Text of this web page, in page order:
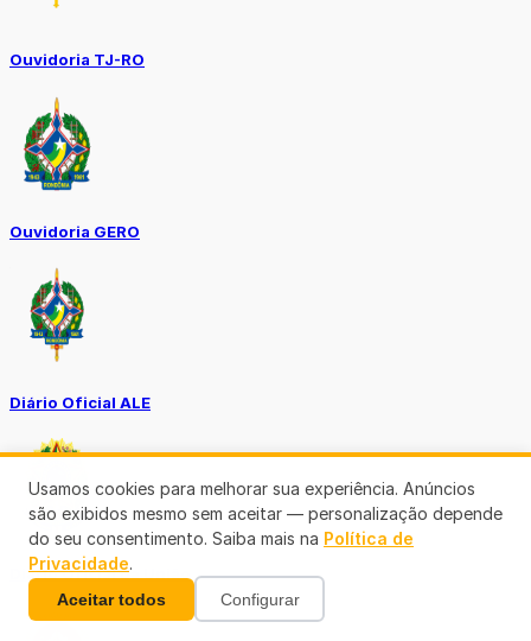
Ouvidoria TJ-RO
Ouvidoria GERO
Diário Oficial ALE
Diário Oficial da União
Usamos cookies para melhorar sua experiência. Anúncios
são exibidos mesmo sem aceitar — personalização depende
do seu consentimento. Saiba mais na Política de
Privacidade.
Aceitar todos Configurar